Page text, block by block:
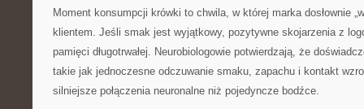
Moment konsumpcji krówki to chwila, w której marka dosłownie
klientem. Jeśli smak jest wyjątkowy, pozytywne skojarzenia z
pamięci długotrwałej. Neurobiologowie potwierdzają, że
takie jak jednoczesne odczuwanie smaku, zapachu i kontakt
silniejsze połączenia neuronalne niż pojedyncze bodźce.